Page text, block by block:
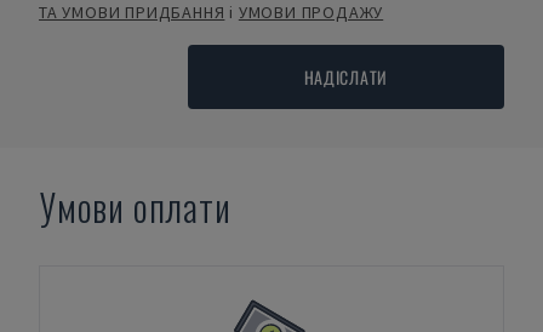
ТА УМОВИ ПРИДБАННЯ і УМОВИ ПРОДАЖУ
НАДІСЛАТИ
Умови оплати